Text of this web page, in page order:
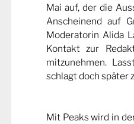
Mai auf, der die
Anscheinend auf
Moderatorin Alida
Kontakt zur
mitzunehmen.
schlagt doch später
Mit Peaks wird in